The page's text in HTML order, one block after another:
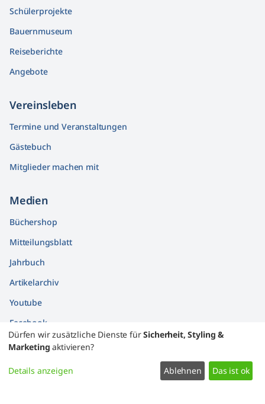
Schülerprojekte
Bauernmuseum
Reiseberichte
Angebote
Vereinsleben
Termine und Veranstaltungen
Gästebuch
Mitglieder machen mit
Medien
Büchershop
Mitteilungsblatt
Jahrbuch
Artikelarchiv
Youtube
Facebook
Findbücher
Widerrufsformular
Dürfen wir zusätzliche Dienste fürSicherheit, Styling &
Marketing aktivieren?
Details anzeigen Ablehnen Das ist ok